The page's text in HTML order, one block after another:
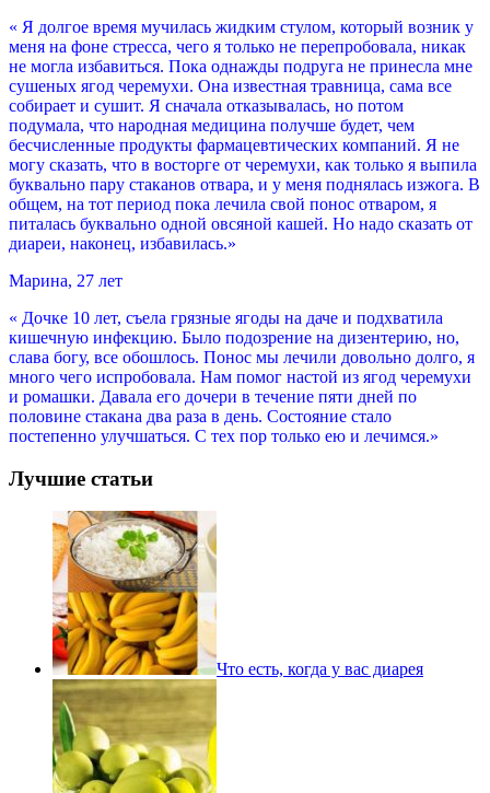
« Я долгое время мучилась жидким стулом, который возник у
меня на фоне стресса, чего я только не перепробовала, никак
не могла избавиться. Пока однажды подруга не принесла мне
сушеных ягод черемухи. Она известная травница, сама все
собирает и сушит. Я сначала отказывалась, но потом
подумала, что народная медицина получше будет, чем
бесчисленные продукты фармацевтических компаний. Я не
могу сказать, что в восторге от черемухи, как только я выпила
буквально пару стаканов отвара, и у меня поднялась изжога. В
общем, на тот период пока лечила свой понос отваром, я
питалась буквально одной овсяной кашей. Но надо сказать от
диареи, наконец, избавилась.»
Марина, 27 лет
« Дочке 10 лет, съела грязные ягоды на даче и подхватила
кишечную инфекцию. Было подозрение на дизентерию, но,
слава богу, все обошлось. Понос мы лечили довольно долго, я
много чего испробовала. Нам помог настой из ягод черемухи
и ромашки. Давала его дочери в течение пяти дней по
половине стакана два раза в день. Состояние стало
постепенно улучшаться. С тех пор только ею и лечимся.»
Лучшие статьи
Что есть, когда у вас диарея